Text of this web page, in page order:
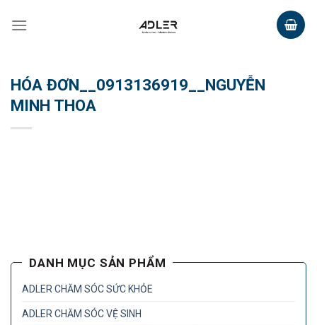
HÓA ĐƠN__0913136919__NGUYỄN
MINH THOA
DANH MỤC SẢN PHẨM
ADLER CHĂM SÓC SỨC KHỎE
ADLER CHĂM SÓC VỆ SINH